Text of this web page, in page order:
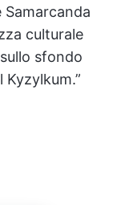
culturale
sfondo